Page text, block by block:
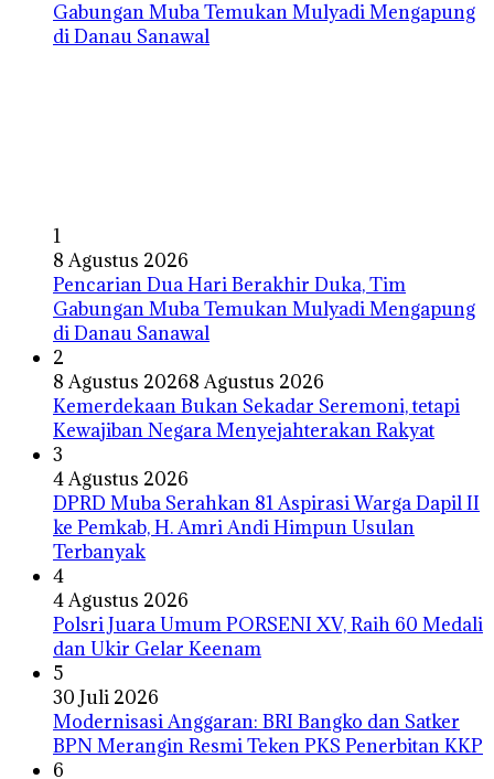
1
8 Agustus 2026
Pencarian Dua Hari Berakhir Duka, Tim
Gabungan Muba Temukan Mulyadi Mengapung
di Danau Sanawal
2
8 Agustus 20268 Agustus 2026
Kemerdekaan Bukan Sekadar Seremoni, tetapi
Kewajiban Negara Menyejahterakan Rakyat
3
4 Agustus 2026
DPRD Muba Serahkan 81 Aspirasi Warga Dapil II
ke Pemkab, H. Amri Andi Himpun Usulan
Terbanyak
4
4 Agustus 2026
Polsri Juara Umum PORSENI XV, Raih 60 Medali
dan Ukir Gelar Keenam
5
30 Juli 2026
Modernisasi Anggaran: BRI Bangko dan Satker
BPN Merangin Resmi Teken PKS Penerbitan KKP
6